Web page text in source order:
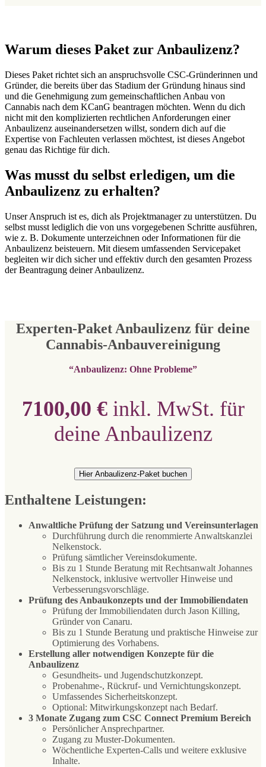
Warum dieses Paket zur Anbaulizenz?
Dieses Paket richtet sich an anspruchsvolle CSC-Gründerinnen und
Gründer, die bereits über das Stadium der Gründung hinaus sind
und die Genehmigung zum gemeinschaftlichen Anbau von
Cannabis nach dem KCanG beantragen möchten. Wenn du dich
nicht mit den komplizierten rechtlichen Anforderungen einer
Anbaulizenz auseinandersetzen willst, sondern dich auf die
Expertise von Fachleuten verlassen möchtest, ist dieses Angebot
genau das Richtige für dich.
Was musst du selbst erledigen, um die
Anbaulizenz zu erhalten?
Unser Anspruch ist es, dich als Projektmanager zu unterstützen. Du
selbst musst lediglich die von uns vorgegebenen Schritte ausführen,
wie z. B. Dokumente unterzeichnen oder Informationen für die
Anbaulizenz beisteuern. Mit diesem umfassenden Servicepaket
begleiten wir dich sicher und effektiv durch den gesamten Prozess
der Beantragung deiner Anbaulizenz.
Experten-Paket Anbaulizenz für deine
Cannabis-Anbauvereinigung
“Anbaulizenz: Ohne Probleme”
7100,00 €inkl. MwSt. für
deine Anbaulizenz
Hier Anbaulizenz-Paket buchen
Enthaltene Leistungen:
Anwaltliche Prüfung der Satzung und Vereinsunterlagen
Durchführung durch die renommierte Anwaltskanzlei
Nelkenstock.
Prüfung sämtlicher Vereinsdokumente.
Bis zu 1 Stunde Beratung mit Rechtsanwalt Johannes
Nelkenstock, inklusive wertvoller Hinweise und
Verbesserungsvorschläge.
Prüfung des Anbaukonzepts und der Immobiliendaten
Prüfung der Immobiliendaten durch Jason Killing,
Gründer von Canaru.
Bis zu 1 Stunde Beratung und praktische Hinweise zur
Optimierung des Vorhabens.
Erstellung aller notwendigen Konzepte für die
Anbaulizenz
Gesundheits- und Jugendschutzkonzept.
Probenahme-, Rückruf- und Vernichtungskonzept.
Umfassendes Sicherheitskonzept.
Optional: Mitwirkungskonzept nach Bedarf.
3 Monate Zugang zum CSC Connect Premium Bereich
Persönlicher Ansprechpartner.
Zugang zu Muster-Dokumenten.
Wöchentliche Experten-Calls und weitere exklusive
Inhalte.